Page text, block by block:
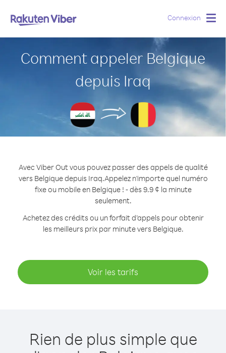
Connexion
Comment appeler Belgique
depuis Iraq
Avec Viber Out vous pouvez passer des appels de qualité
vers Belgique depuis Iraq.Appelez n'importe quel numéro
fixe ou mobile en Belgique ! - dès 9.9 ¢ la minute
seulement.
Achetez des crédits ou un forfait d’appels pour obtenir
les meilleurs prix par minute vers Belgique.
Voir les tarifs
Rien de plus simple que